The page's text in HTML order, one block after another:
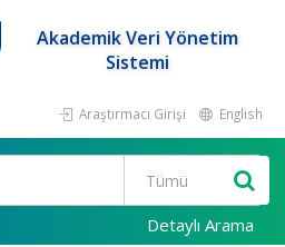
Akademik Veri Yönetim
Sistemi
Araştırmacı Girişi English
Detaylı Arama